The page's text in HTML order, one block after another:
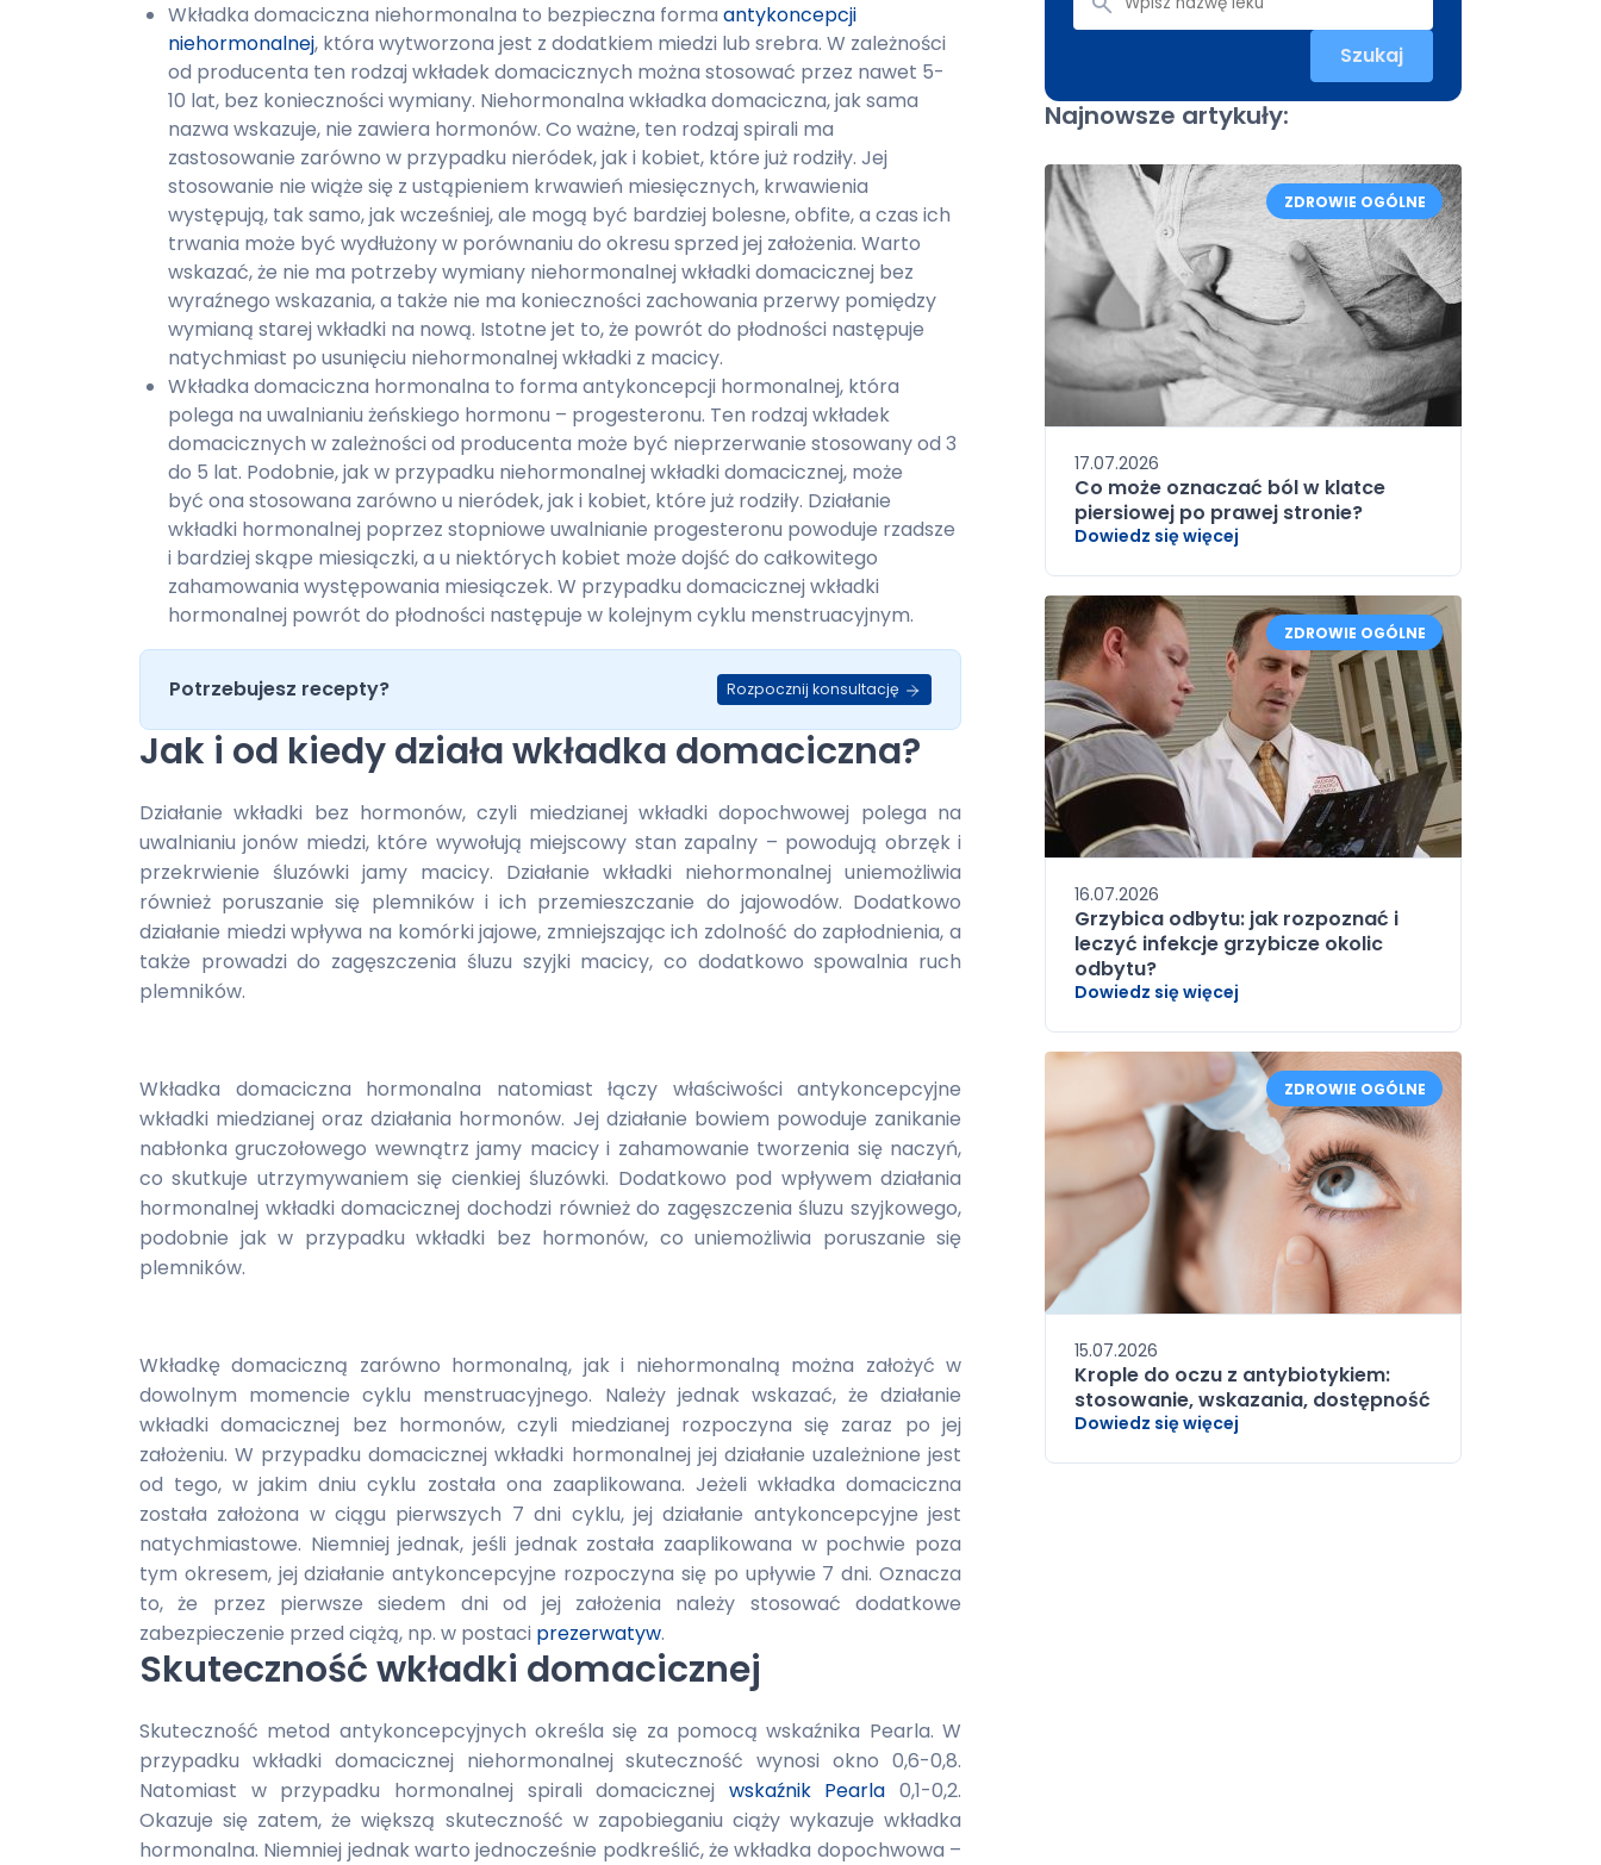
Wkładka domaciczna niehormonalna to bezpieczna forma antykoncepcji
niehormonalnej, która wytworzona jest z dodatkiem miedzi lub srebra. W zależności
od producenta ten rodzaj wkładek domacicznych można stosować przez nawet 5-
10 lat, bez konieczności wymiany. Niehormonalna wkładka domaciczna, jak sama
nazwa wskazuje, nie zawiera hormonów. Co ważne, ten rodzaj spirali ma
zastosowanie zarówno w przypadku nieródek, jak i kobiet, które już rodziły. Jej
stosowanie nie wiąże się z ustąpieniem krwawień miesięcznych, krwawienia
występują, tak samo, jak wcześniej, ale mogą być bardziej bolesne, obfite, a czas ich
trwania może być wydłużony w porównaniu do okresu sprzed jej założenia. Warto
wskazać, że nie ma potrzeby wymiany niehormonalnej wkładki domacicznej bez
wyraźnego wskazania, a także nie ma konieczności zachowania przerwy pomiędzy
wymianą starej wkładki na nową. Istotne jet to, że powrót do płodności następuje
natychmiast po usunięciu niehormonalnej wkładki z macicy.
Wkładka domaciczna hormonalna to forma antykoncepcji hormonalnej, która
polega na uwalnianiu żeńskiego hormonu – progesteronu. Ten rodzaj wkładek
domacicznych w zależności od producenta może być nieprzerwanie stosowany od 3
do 5 lat. Podobnie, jak w przypadku niehormonalnej wkładki domacicznej, może
być ona stosowana zarówno u nieródek, jak i kobiet, które już rodziły. Działanie
wkładki hormonalnej poprzez stopniowe uwalnianie progesteronu powoduje rzadsze
i bardziej skąpe miesiączki, a u niektórych kobiet może dojść do całkowitego
zahamowania występowania miesiączek. W przypadku domacicznej wkładki
hormonalnej powrót do płodności następuje w kolejnym cyklu menstruacyjnym.
Potrzebujesz recepty? Rozpocznij konsultację
Jak i od kiedy działa wkładka domaciczna?
Działanie wkładki bez hormonów, czyli miedzianej wkładki dopochwowej polega na
uwalnianiu jonów miedzi, które wywołują miejscowy stan zapalny – powodują obrzęk i
przekrwienie śluzówki jamy macicy. Działanie wkładki niehormonalnej uniemożliwia
również poruszanie się plemników i ich przemieszczanie do jajowodów. Dodatkowo
działanie miedzi wpływa na komórki jajowe, zmniejszając ich zdolność do zapłodnienia, a
także prowadzi do zagęszczenia śluzu szyjki macicy, co dodatkowo spowalnia ruch
plemników.
Wkładka domaciczna hormonalna natomiast łączy właściwości antykoncepcyjne
wkładki miedzianej oraz działania hormonów. Jej działanie bowiem powoduje zanikanie
nabłonka gruczołowego wewnątrz jamy macicy i zahamowanie tworzenia się naczyń,
co skutkuje utrzymywaniem się cienkiej śluzówki. Dodatkowo pod wpływem działania
hormonalnej wkładki domacicznej dochodzi również do zagęszczenia śluzu szyjkowego,
podobnie jak w przypadku wkładki bez hormonów, co uniemożliwia poruszanie się
plemników.
Wkładkę domaciczną zarówno hormonalną, jak i niehormonalną można założyć w
dowolnym momencie cyklu menstruacyjnego. Należy jednak wskazać, że działanie
wkładki domacicznej bez hormonów, czyli miedzianej rozpoczyna się zaraz po jej
założeniu. W przypadku domacicznej wkładki hormonalnej jej działanie uzależnione jest
od tego, w jakim dniu cyklu została ona zaaplikowana. Jeżeli wkładka domaciczna
została założona w ciągu pierwszych 7 dni cyklu, jej działanie antykoncepcyjne jest
natychmiastowe. Niemniej jednak, jeśli jednak została zaaplikowana w pochwie poza
tym okresem, jej działanie antykoncepcyjne rozpoczyna się po upływie 7 dni. Oznacza
to, że przez pierwsze siedem dni od jej założenia należy stosować dodatkowe
zabezpieczenie przed ciążą, np. w postaci prezerwatyw.
Skuteczność wkładki domacicznej
Skuteczność metod antykoncepcyjnych określa się za pomocą wskaźnika Pearla. W
przypadku wkładki domacicznej niehormonalnej skuteczność wynosi okno 0,6-0,8.
Natomiast w przypadku hormonalnej spirali domacicznej wskaźnik Pearla 0,1-0,2.
Okazuje się zatem, że większą skuteczność w zapobieganiu ciąży wykazuje wkładka
hormonalna. Niemniej jednak warto jednocześnie podkreślić, że wkładka dopochwowa –
Szukaj
Najnowsze artykuły:
17.07.2026
Co może oznaczać ból w klatce
piersiowej po prawej stronie?
Dowiedz się więcej
ZDROWIE OGÓLNE
16.07.2026
Grzybica odbytu: jak rozpoznać i
leczyć infekcje grzybicze okolic
odbytu?
Dowiedz się więcej
ZDROWIE OGÓLNE
15.07.2026
Krople do oczu z antybiotykiem:
stosowanie, wskazania, dostępność
Dowiedz się więcej
ZDROWIE OGÓLNE